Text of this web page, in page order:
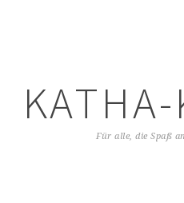
Für alle, die Spaß